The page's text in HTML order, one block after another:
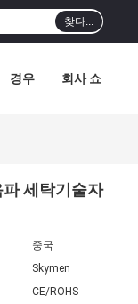
찾다...
경우 회사 쇼
세탁기술자
중국
Skymen
CE/ROHS